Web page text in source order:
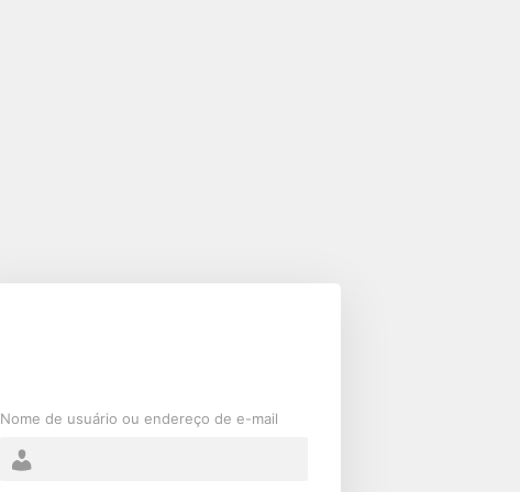
Nome de usuário ou endereço de e-mail